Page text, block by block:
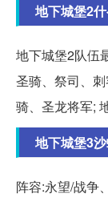
地下城堡2
地下城堡2队伍
圣骑、祭司、
骑、圣龙将军;
地下城堡3
阵容:永望/战争